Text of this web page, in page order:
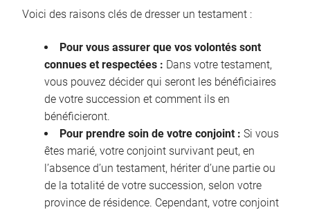
Voici des raisons clés de dresser un testament :
Pour vous assurer que vos volontés sont
connues et respectées : Dans votre testament,
vous pouvez décider qui seront les bénéficiaires
de votre succession et comment ils en
bénéficieront.
Pour prendre soin de votre conjoint : Si vous
êtes marié, votre conjoint survivant peut, en
l’absence d’un testament, hériter d’une partie ou
de la totalité de votre succession, selon votre
province de résidence. Cependant, votre conjoint